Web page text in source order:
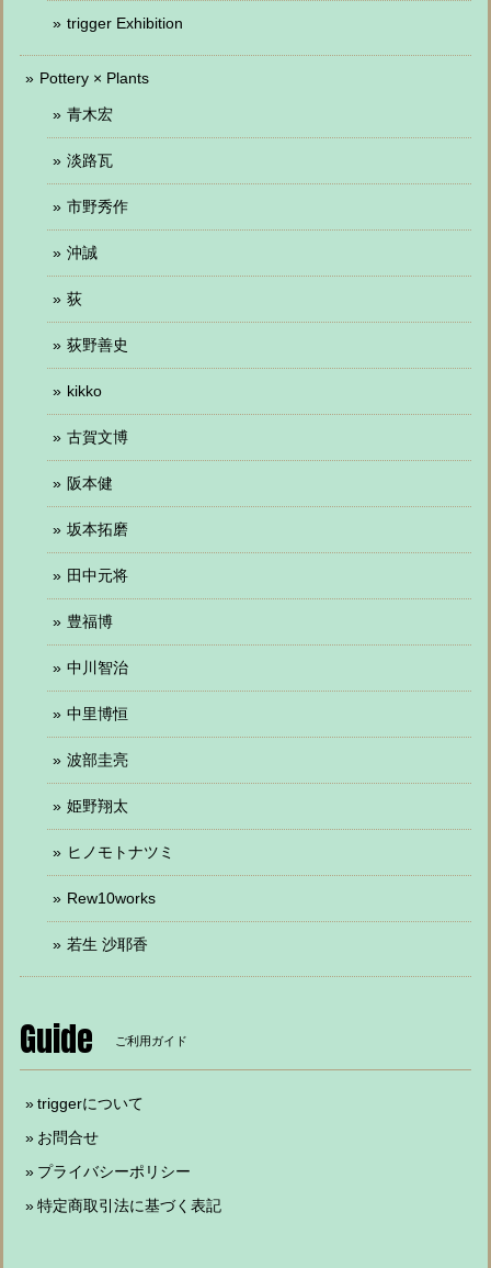
trigger Exhibition
Pottery × Plants
青木宏
淡路瓦
市野秀作
沖誠
荻
荻野善史
kikko
古賀文博
阪本健
坂本拓磨
田中元将
豊福博
中川智治
中里博恒
波部圭亮
姫野翔太
ヒノモトナツミ
Rew10works
若生 沙耶香
Guide ご利用ガイド
triggerについて
お問合せ
プライバシーポリシー
特定商取引法に基づく表記